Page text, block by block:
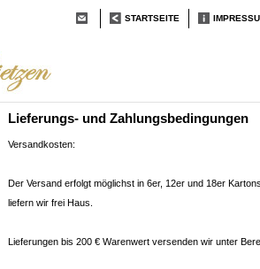
STARTSEITE
Lieferungs- und Zahlungsbedingungen
Versandkosten:
Der Versand erfolgt möglichst in 6er, 12er und 18er
liefern wir frei Haus.
Lieferungen bis 200 € Warenwert versenden wir unter